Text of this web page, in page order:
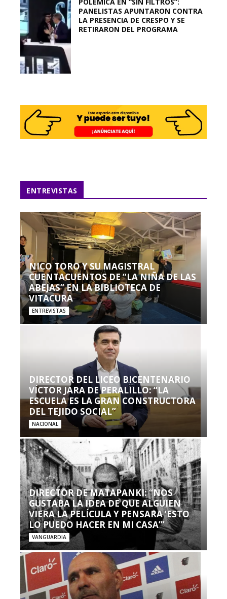
PANELISTAS APUNTARON CONTRA
LA PRESENCIA DE CRESPO Y SE
RETIRARON DEL PROGRAMA
ENTREVISTAS
NICO TORO Y SU MAGISTRAL
CUENTACUENTOS DE “LA NIÑA DE LAS
ABEJAS” EN LA BIBLIOTECA DE
VITACURA
ENTREVISTAS
DIRECTOR DEL LICEO BICENTENARIO
VÍCTOR JARA DE PERALILLO: “LA
ESCUELA ES LA GRAN CONSTRUCTORA
DEL TEJIDO SOCIAL”
NACIONAL
DIRECTOR DE MATAPANKI: “NOS
GUSTABA LA IDEA DE QUE ALGUIEN
VIERA LA PELÍCULA Y PENSARA ‘ESTO
LO PUEDO HACER EN MI CASA’”
VANGUARDIA